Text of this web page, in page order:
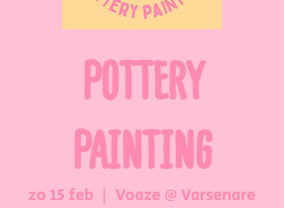
POTTERY
PAINTING
zo 15 feb
  |
Voaze @ Varsenare